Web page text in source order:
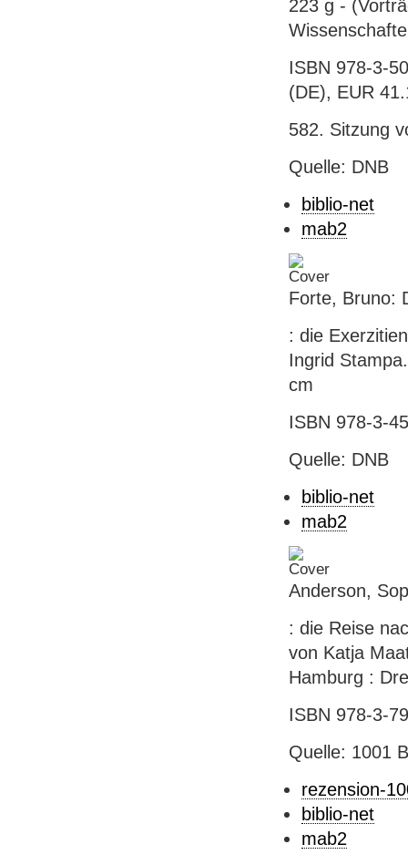
223 g -
ISBN 978-3-
(DE), EUR
582. Sitzung
Quelle: DNB
biblio-net
mab2
Forte, Bruno:
: die
Ingrid
cm
ISBN 978-3-
Quelle: DNB
biblio-net
mab2
Anderson,
: die Reise
von Katja
Hamburg :
ISBN 978-3-
Quelle: 1001
rezension-
biblio-net
mab2